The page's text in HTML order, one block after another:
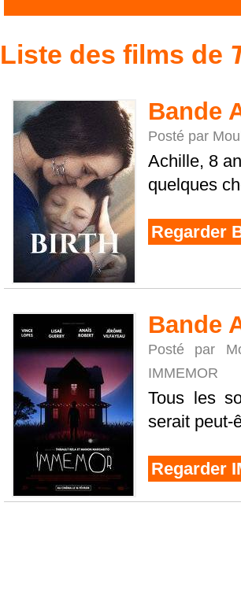
Liste des films de
Bande
Posté par
Achille, 8
quelques
Regarder
Bande
Posté par
IMMEMOR
Tous les
serait peut-
Regarder